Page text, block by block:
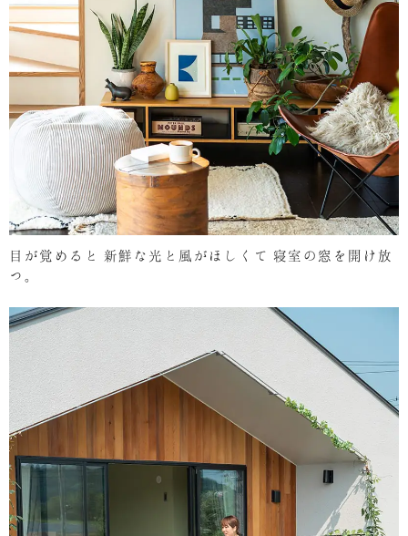
目が覚めると 新鮮な光と風がほしくて 寝室の窓を開け放
つ。